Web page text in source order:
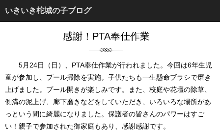
いきいき柁城の子ブログ
感謝！PTA奉仕作業
5月24日（日）、PTA奉仕作業が行われました。今回は6年生児
童が参加し、プール掃除を実施。子供たちも一生懸命ブラシで磨き
上げました。プール開きが楽しみです。また、校庭や花壇の除草、
側溝の泥上げ、廊下磨きなどをしていただき、いろいろな場所があ
っという間に綺麗になりました。保護者の皆さんのパワーはすご
い！親子で参加された御家庭もあり、感謝感謝です。